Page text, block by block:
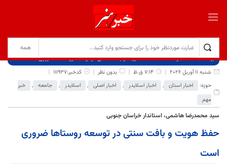
برگ نخست نوشته‌ها
حفظ هویت و بافت سنتی در توسعه روستاها ضروری است
شنبه 11 آوریل 2026
7:14 ق.ظ بدون نظر
کدخبر:111937
حوزه:
اخبار استان , اخبار اسلایدر , اخبار اصلی , اسلایدر , جامعه ,
خبر
مهم
سید محمدرضا هاشمی، استاندار خراسان جنوبی
حفظ هویت و بافت سنتی در توسعه روستاها ضروری
است